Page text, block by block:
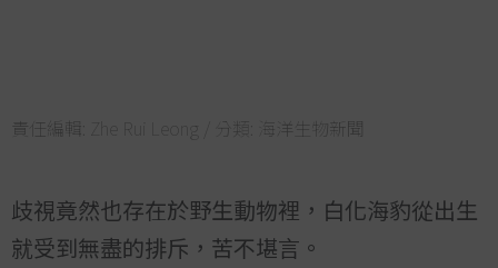
責任編輯: Zhe Rui Leong / 分類: 海洋生物新聞
歧視竟然也存在於野生動物裡，白化海豹從出生
就受到無盡的排斥，苦不堪言。